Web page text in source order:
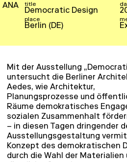
ANA title
Democratic Design
place
Berlin (DE)
Mit der Ausstellung
untersucht die Berliner
Aedes, wie Architektur,
Planungsprozesse und
Räume demokratisches
sozialen Zusammenhalt
– in diesen Tagen dringender
Ausstellungsgestaltung
Konzept des demokratischen
durch die Wahl der Materialien